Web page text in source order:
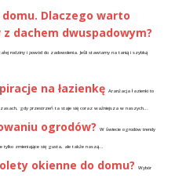
Dlaczego warto
dachem dwuspadowym?
rodziny i powód do zadowolenia. Jeśli stawiamy na tanią i szybką
na łazienkę Aranżacja łazienki to
gdy przestrzeń ta staje się coraz ważniejsza w naszych...
ogrodów? W świecie ogrodów trendy
tylko zmieniające się gusta, ale także naszą...
okienne do domu? Wybór